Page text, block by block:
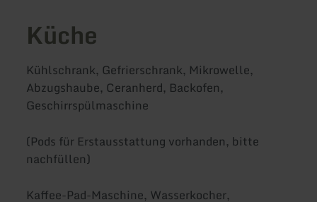
Küche
Kühlschrank, Gefrierschrank, Mikrowelle,
Abzugshaube, Ceranherd, Backofen,
Geschirrspülmaschine
(Pods für Erstausstattung vorhanden, bitte
nachfüllen)
Kaffee-Pad-Maschine, Wasserkocher,